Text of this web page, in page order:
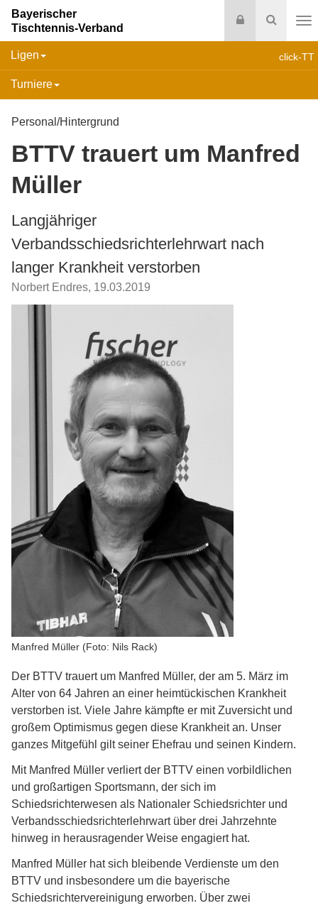
Suche
Login
Bayerischer
Tischtennis-Verband
click-TT
Ligen
Turniere
Personal/Hintergrund
BTTV trauert um Manfred
Müller
Langjähriger
Verbandsschiedsrichterlehrwart nach
langer Krankheit verstorben
Norbert Endres, 19.03.2019
Manfred Müller (Foto: Nils Rack)
Der BTTV trauert um Manfred Müller, der am 5. März im
Alter von 64 Jahren an einer heimtückischen Krankheit
verstorben ist. Viele Jahre kämpfte er mit Zuversicht und
großem Optimismus gegen diese Krankheit an. Unser
ganzes Mitgefühl gilt seiner Ehefrau und seinen Kindern.
Mit Manfred Müller verliert der BTTV einen vorbildlichen
und großartigen Sportsmann, der sich im
Schiedsrichterwesen als Nationaler Schiedsrichter und
Verbandsschiedsrichterlehrwart über drei Jahrzehnte
hinweg in herausragender Weise engagiert hat.
Manfred Müller hat sich bleibende Verdienste um den
BTTV und insbesondere um die bayerische
Schiedsrichtervereinigung erworben. Über zwei